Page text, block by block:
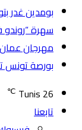
بومدين غدر
سهرة “روندو
مهرجان عمان
بورصة تونس
Tunis 26
℃
تابعنا